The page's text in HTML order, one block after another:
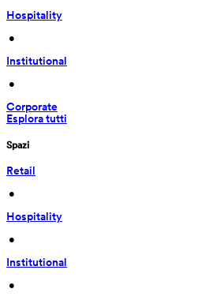
Hospitality
•
Institutional
•
Corporate
Esplora tutti
Spazi
Retail
•
Hospitality
•
Institutional
•